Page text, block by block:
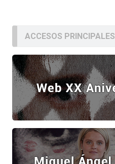
ACCESOS PRINCIPALES